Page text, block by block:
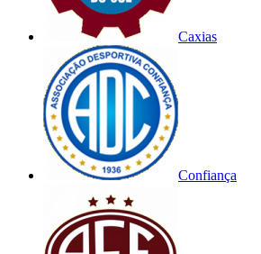
Caxias
Confiança